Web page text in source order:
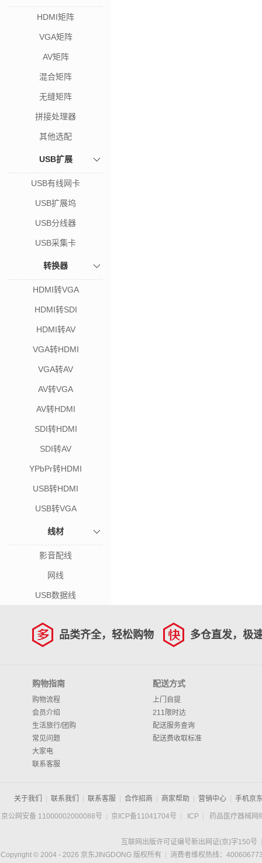
HDMI矩阵
VGA矩阵
AV矩阵
混合矩阵
无缝矩阵
拼接处理器
其他选配
USB扩展
USB有线网卡
USB扩展坞
USB分线器
USB采集卡
转换器
HDMI转VGA
HDMI转SDI
HDMI转AV
VGA转HDMI
VGA转AV
AV转VGA
AV转HDMI
SDI转HDMI
SDI转AV
YPbPr转HDMI
USB转HDMI
USB转VGA
线材
影音配线
网线
USB数据线
品类齐全，轻松购物 多仓直发，极
购物指南
购物流程
会员介绍
生活旅行/团购
常见问题
大家电
联系客服
配送方式
上门自提
211限时达
配送服务查询
配送费收取标准
关于我们 联系我们 联系客服 合作招商 商家帮助 营销中心 手机京
京公网安备 11000002000088号 京ICP备11041704号 ICP 药品医疗器械网
互联网出版许可证编号新出网证(京)字150号
Copyright © 2004 - 2026 京东JINGDONG 版权所有
消费者维权热线：